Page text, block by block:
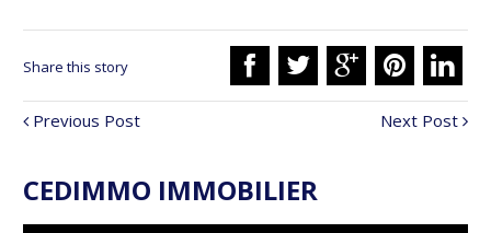
Share this story
Previous Post Next Post
CEDIMMO IMMOBILIER